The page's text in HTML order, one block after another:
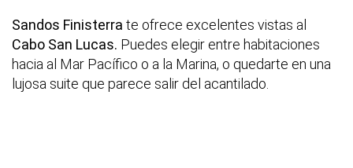
Sandos Finisterra te ofrece excelentes vistas al
Cabo San Lucas. Puedes elegir entre habitaciones
hacia al Mar Pacífico o a la Marina, o quedarte en una
lujosa suite que parece salir del acantilado.